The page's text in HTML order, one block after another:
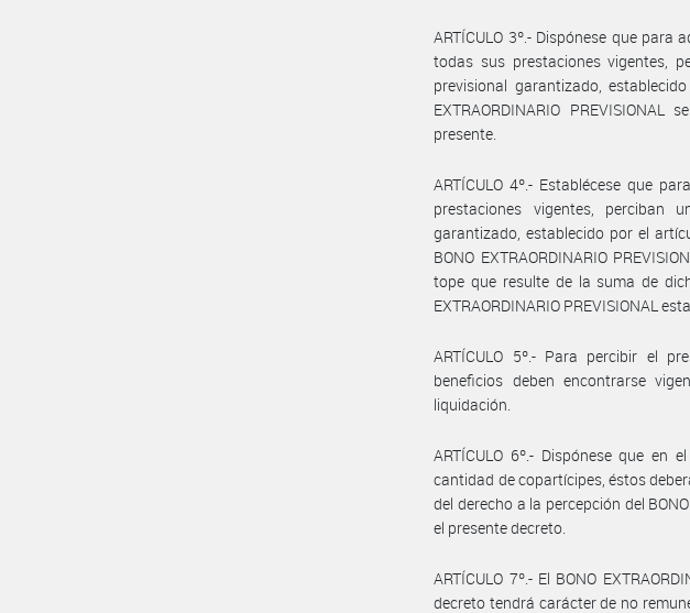
ARTÍCULO 3º.- Dispónese que
todas sus prestaciones vigentes,
previsional garantizado,
EXTRAORDINARIO
presente.
ARTÍCULO 4º.- Establécese que
prestaciones vigentes, perciban
garantizado, establecido por el
BONO EXTRAORDINARIO
tope que resulte de la suma de
EXTRAORDINARIO PREVISIONAL
ARTÍCULO 5º.- Para percibir el
beneficios deben encontrarse
liquidación.
ARTÍCULO 6º.- Dispónese que en
cantidad de copartícipes, éstos
del derecho a la percepción del
el presente decreto.
ARTÍCULO 7º.- El BONO
decreto tendrá carácter de no